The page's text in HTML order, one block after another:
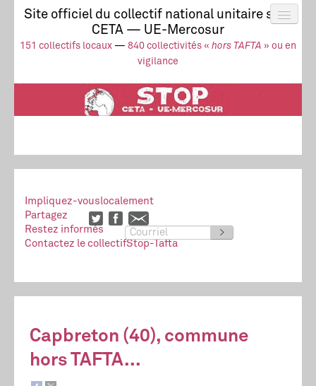
Site officiel du collectif national unitaire stop
CETA — UE-Mercosur
151 collectifs locaux — 840 collectivités « hors TAFTA » ou en
vigilance
Actus
UE-Mercosur
Stop à l’impunité !
TAFTA
CETA
Collectif
Impliquez-vouslocalement
Partagez
Restez informés
>
Contactez le collectifStop-Tafta
Capbreton (40), commune
hors TAFTA...